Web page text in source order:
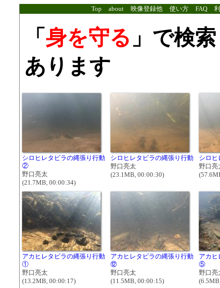
Top about 映像登録他 使い方 FAQ
「 身を守る 」で検
あります
シロヒレタビラの縄張り行動
②
野口亮太
(21.7MB, 00:00:34)
シロヒレタビラの縄張り行動
野口亮太
(23.1MB, 00:00:30)
シロ
野口亮
アカヒレタビラの縄張り行動
①
野口亮太
(13.2MB, 00:00:17)
アカヒレタビラの縄張り行動
⑫
野口亮太
(11.5MB, 00:00:15)
アカヒ
⑤
野口亮